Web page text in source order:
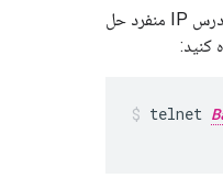
اگر سرور پشتیبان به یک آدرس IP منفرد حل
کنید:
telnet